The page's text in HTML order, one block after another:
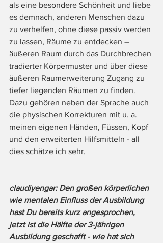
als eine besondere Schönheit und liebe
es demnach, anderen Menschen dazu
zu verhelfen, ohne diese passiv werden
zu lassen, Räume zu entdecken –
äußeren Raum durch das Durchbrechen
tradierter Körpermuster und über diese
äußeren Raumerweiterung Zugang zu
tiefer liegenden Räumen zu finden.
Dazu gehören neben der Sprache auch
die physischen Korrekturen mit u. a.
meinen eigenen Händen, Füssen, Kopf
und den erweiterten Hilfsmitteln - all
dies schätze ich sehr.
claudiyengar: Den großen körperlichen
wie mentalen Einfluss der Ausbildung
hast Du bereits kurz angesprochen,
jetzt ist die Hälfte der 3-jährigen
Ausbildung geschafft - wie hat sich